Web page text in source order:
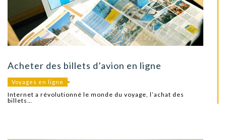
Acheter des billets d’avion en ligne
Voyages en ligne
Internet a révolutionné le monde du voyage, l’achat des
billets…